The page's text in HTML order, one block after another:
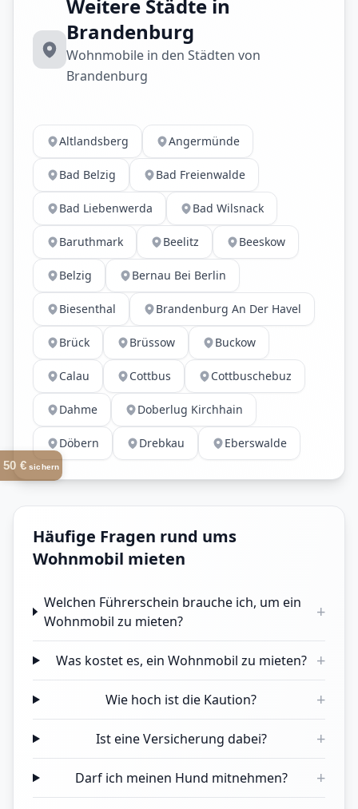
Weitere Städte in
Brandenburg
Wohnmobile in den Städten von
Brandenburg
Altlandsberg Angermünde
Bad Belzig Bad Freienwalde
Bad Liebenwerda Bad Wilsnack
Baruthmark Beelitz Beeskow
Belzig Bernau Bei Berlin
Biesenthal Brandenburg An Der Havel
Brück Brüssow Buckow
Calau Cottbus Cottbuschebuz
Dahme Doberlug Kirchhain
Döbern Drebkau Eberswalde
Häufige Fragen rund ums
Wohnmobil mieten
Welchen Führerschein brauche ich, um ein
Wohnmobil zu mieten?
+
Was kostet es, ein Wohnmobil zu mieten? +
Wie hoch ist die Kaution? +
Ist eine Versicherung dabei? +
Darf ich meinen Hund mitnehmen? +
50 €sichern